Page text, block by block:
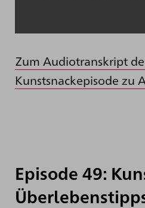
Zum Audiotranskript
Kunstsnackepisode zu
Episode 49: